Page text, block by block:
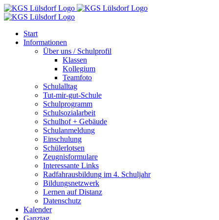
Zum
Inhalt
Start
Informationen
Über uns / Schulprofil
Klassen
Kollegium
Teamfoto
Schulalltag
Tut-mir-gut-Schule
Schulprogramm
Schulsozialarbeit
Schulhof + Gebäude
Schulanmeldung
Einschulung
Schülerlotsen
Zeugnisformulare
Interessante Links
Radfahrausbildung im 4. Schuljahr
Bildungsnetzwerk
Lernen auf Distanz
Datenschutz
Kalender
Ganztag